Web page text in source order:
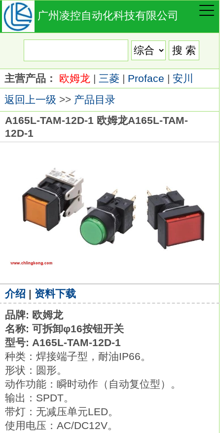
广州凌控自动化科技有限公司
主营产品： 欧姆龙 | 三菱 | Proface | 安川
返回上一级 >> 产品目录
A165L-TAM-12D-1 欧姆龙A165L-TAM-
12D-1
介绍 | 资料下载
品牌: 欧姆龙
名称: 可拆卸φ16按钮开关
型号: A165L-TAM-12D-1
种类：焊接端子型，耐油IP66。
形状：圆形。
动作功能：瞬时动作（自动复位型）。
输出：SPDT。
带灯：无减压单元LED。
使用电压：AC/DC12V。